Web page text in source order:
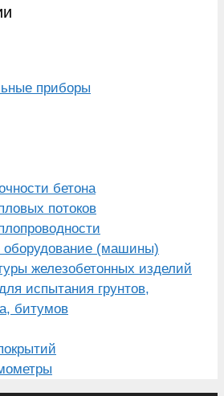
приборы
бетона
потоков
оборудование (машины)
железобетонных изделий
испытания грунтов,
битумов